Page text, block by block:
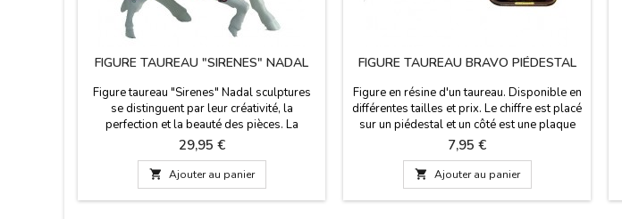
FIGURE TAUREAU "SIRENES" NADAL
Figure taureau "Sirenes" Nadal sculptures
se distinguent par leur créativité, la
perfection et la beauté des pièces. La
plupart des figures est portée limitée
(marqué avec le numéro de série). Ces
taureaux sont disponibles en blanc aux
cornes d'or ou noires aux cornes d'argent,
rouge avec des cornes d'argent.Large: 14
Prix
29,95 €
 Ajouter au panier
FIGURE TAUREAU BRAVO PIÉDESTAL
Figure en résine d'un taureau. Disponible en
différentes tailles et prix. Le chiffre est placé
sur un piédestal et un côté est une plaque
qui dit "España". Souvenir idéal de notre
pays ou gagnant du concours.Dimensions: -
Petit: 12 x 5 cm (hauteur 10 cm) - Medium:
15 x 6 cm (hauteur 12 cm) - Large: 20 x 7
cm (hauteur 16 cm) - Très grand: 30 x 11
Prix
7,95 €
 Ajouter au panier